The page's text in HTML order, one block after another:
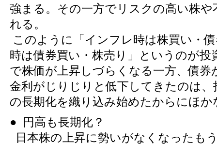
強まる。その一方でリスクの高い株や
れる。
このように「インフレ時は株買い・
時は債券買い・株売り」というのが投
で株価が上昇しづらくなる一方、債券
金利がじりじりと低下してきたのは
の長期化を織り込み始めたからにほか
● 円高も長期化？
日本株の上昇に勢いがなくなったも